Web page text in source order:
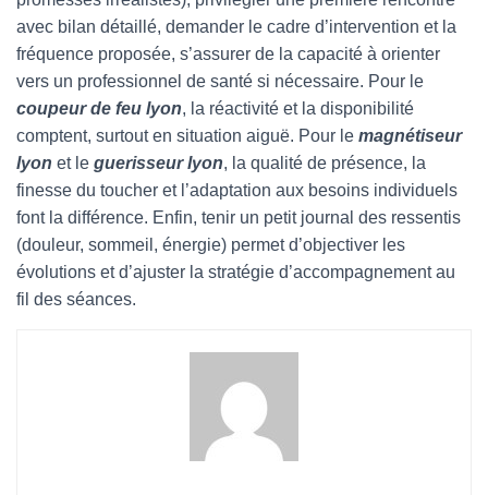
avec bilan détaillé, demander le cadre d’intervention et la
fréquence proposée, s’assurer de la capacité à orienter
vers un professionnel de santé si nécessaire. Pour le
coupeur de feu lyon, la réactivité et la disponibilité
comptent, surtout en situation aiguë. Pour le magnétiseur
lyon et le guerisseur lyon, la qualité de présence, la
finesse du toucher et l’adaptation aux besoins individuels
font la différence. Enfin, tenir un petit journal des ressentis
(douleur, sommeil, énergie) permet d’objectiver les
évolutions et d’ajuster la stratégie d’accompagnement au
fil des séances.